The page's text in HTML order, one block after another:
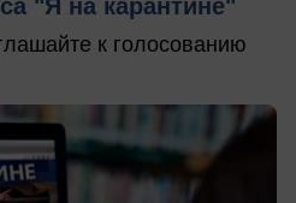
"Я на карантине"
к голосованию